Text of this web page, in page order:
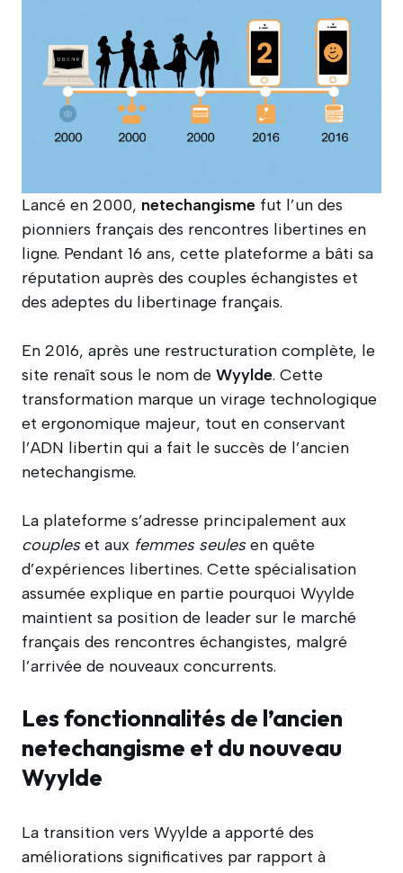
Lancé en 2000, netechangisme fut l’un des
pionniers français des rencontres libertines en
ligne. Pendant 16 ans, cette plateforme a bâti sa
réputation auprès des couples échangistes et
des adeptes du libertinage français.
En 2016, après une restructuration complète, le
site renaît sous le nom de Wyylde. Cette
transformation marque un virage technologique
et ergonomique majeur, tout en conservant
l’ADN libertin qui a fait le succès de l’ancien
netechangisme.
La plateforme s’adresse principalement aux
coupleset aux femmes seulesen quête
d’expériences libertines. Cette spécialisation
assumée explique en partie pourquoi Wyylde
maintient sa position de leader sur le marché
français des rencontres échangistes, malgré
l’arrivée de nouveaux concurrents.
Les fonctionnalités de l’ancien
netechangisme et du nouveau
Wyylde
La transition vers Wyylde a apporté des
améliorations significatives par rapport à